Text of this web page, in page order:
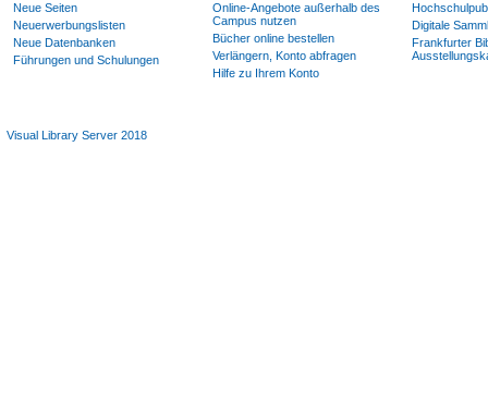
Neue Seiten
Neuerwerbungslisten
Neue Datenbanken
Führungen und Schulungen
Online-Angebote außerhalb des
Campus nutzen
Bücher online bestellen
Verlängern, Konto abfragen
Hilfe zu Ihrem Konto
Digitale
Frankfurter
Visual Library Server 2018